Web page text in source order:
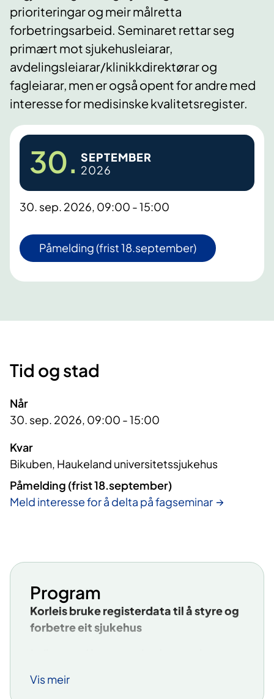
prioriteringar og meir målretta
forbetringsarbeid. Seminaret rettar seg
primært mot sjukehusleiarar,
avdelingsleiarar/klinikkdirektørar og
fagleiarar, men er også opent for andre med
interesse for medisinske kvalitetsregister.
30. SEPTEMBER
2026
30. sep. 2026, 09:00 - 15:00
Påmelding (frist 18.september)
Tid og stad
Når
30. sep. 2026, 09:00 - 15:00
Kvar
Bikuben, Haukeland universitetssjukehus
Påmelding (frist 18.september)
Meld interesse for å delta på fagseminar
Program
Korleis bruke registerdata til å styre og
forbetre eit sjukehus
Fagsenter for medisinske
Vis meir